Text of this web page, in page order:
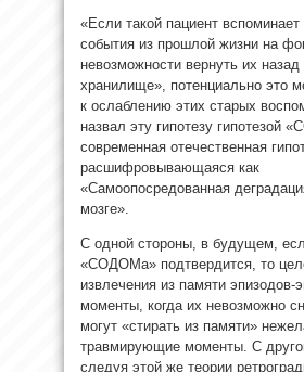
«Если такой пациент вспоминает
события из прошлой жизни на
невозможности вернуть их назад
хранилище», потенциально это
к ослаблению этих старых
назвал эту гипотезу
современная отечественная
расшифровывающаяся как
«Самоопосредованная
мозге».
С одной стороны, в будущем,
«СОДОМа» подтвердится, то
извлечения из памяти эпизодов-
моменты, когда их невозможно
могут «стирать из памяти»
травмирующие моменты. С
следуя этой же теории